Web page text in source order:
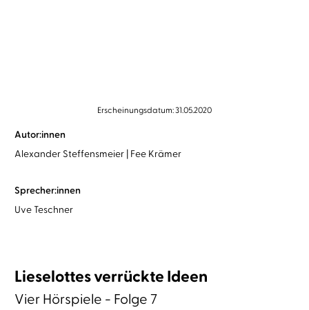
Erscheinungsdatum: 31.05.2020
Autor:innen
Alexander Steffensmeier Fee Krämer
Sprecher:innen
Uve Teschner
Lieselottes verrückte Ideen
Vier Hörspiele - Folge 7